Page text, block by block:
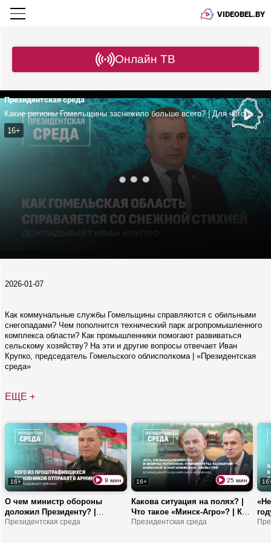
VIDEOBEL.BY
Онлайн ТВ
Президентская среда
Какие регионы Гомельщины заснежило больше всего? | Для чего создаются передвижные котельные? | Как развивается АПК области?
16+
2026-01-07
Как коммунальные службы Гомельщины справляются с обильными
снегопадами? Чем пополнится технический парк агропромышленного
комплекса области? Как промышленники помогают развиваться
сельскому хозяйству? На эти и другие вопросы отвечает Иван
Крупко, председатель Гомельского облисполкома | «Президентская
среда»
ЕЩЕ +
16+ 9 мин
О чем министр обороны
доложил Президенту? |
Хренин про обстановку вокруг
Президентская среда
16+ 25 мин
Какова ситуация на полях? |
Что такое «Минск-Агро»? | Как
идет подготовка к XIII Форуму
Президентская среда